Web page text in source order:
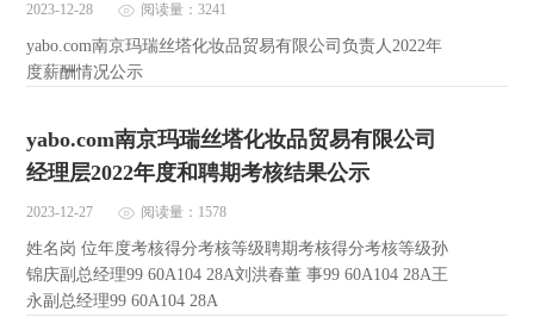
2023-12-28 阅读量：3241
yabo.com南京玛瑞丝塔化妆品贸易有限公司负责人2022年
度薪酬情况公示
yabo.com南京玛瑞丝塔化妆品贸易有限公司
经理层2022年度和聘期考核结果公示
2023-12-27 阅读量：1578
姓名岗 位年度考核得分考核等级聘期考核得分考核等级孙
锦庆副总经理99 60A104 28A刘洪春董 事99 60A104 28A王
永副总经理99 60A104 28A